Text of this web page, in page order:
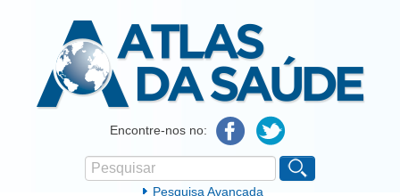
Atlas da SaúdeEncontre-nos no:
Formulário de procura
Pesquisar
Pesquisa Avançada